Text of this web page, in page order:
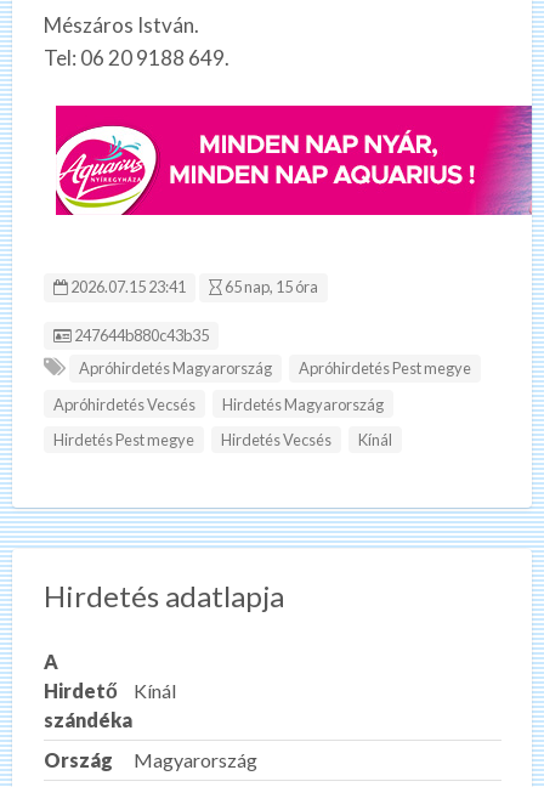
Mészáros István.
Tel: 06 20 9188 649.
2026.07.15 23:41 65 nap, 15 óra
Hirdetés ID:
247644b880c43b35
Apróhirdetés Magyarország
Apróhirdetés Pest megye
Apróhirdetés Vecsés
Hirdetés Magyarország
Hirdetés Pest megye
Hirdetés Vecsés Kínál
Hirdetés adatlapja
A
Hirdető
szándéka
Kínál
Ország
Magyarország